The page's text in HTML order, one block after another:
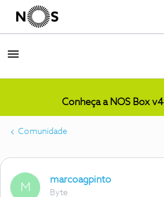
Conheça a NOS Box v4
Comunidade
M
marcoagpinto
Byte